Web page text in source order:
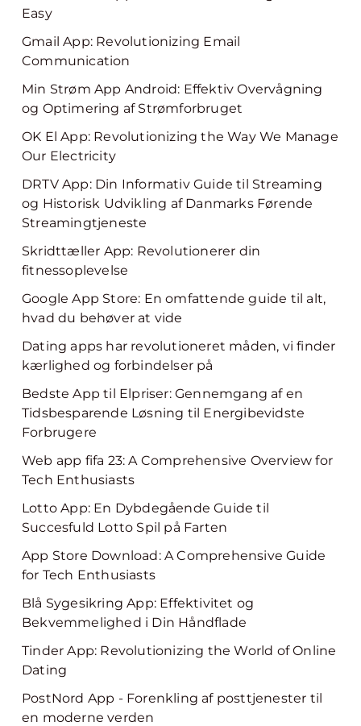
Easy
Gmail App: Revolutionizing Email
Communication
Min Strøm App Android: Effektiv Overvågning
og Optimering af Strømforbruget
OK El App: Revolutionizing the Way We Manage
Our Electricity
DRTV App: Din Informativ Guide til Streaming
og Historisk Udvikling af Danmarks Førende
Streamingtjeneste
Skridttæller App: Revolutionerer din
fitnessoplevelse
Google App Store: En omfattende guide til alt,
hvad du behøver at vide
Dating apps har revolutioneret måden, vi finder
kærlighed og forbindelser på
Bedste App til Elpriser: Gennemgang af en
Tidsbesparende Løsning til Energibevidste
Forbrugere
Web app fifa 23: A Comprehensive Overview for
Tech Enthusiasts
Lotto App: En Dybdegående Guide til
Succesfuld Lotto Spil på Farten
App Store Download: A Comprehensive Guide
for Tech Enthusiasts
Blå Sygesikring App: Effektivitet og
Bekvemmelighed i Din Håndflade
Tinder App: Revolutionizing the World of Online
Dating
PostNord App - Forenkling af posttjenester til
en moderne verden